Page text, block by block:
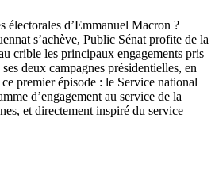
électorales d’Emmanuel Macron ?
s’achève, Public Sénat profite de la
crible les principaux engagements pris
deux campagnes présidentielles, en
premier épisode : le Service national
d’engagement au service de la
et directement inspiré du service